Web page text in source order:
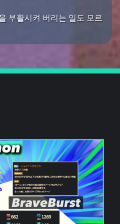
부활시켜 버리는 일도 모르